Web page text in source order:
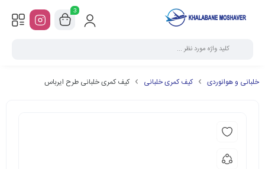
3
خلبانی و هوانوردی کیف کمری خلبانی کیف کمری خلبانی طرح ایرباس